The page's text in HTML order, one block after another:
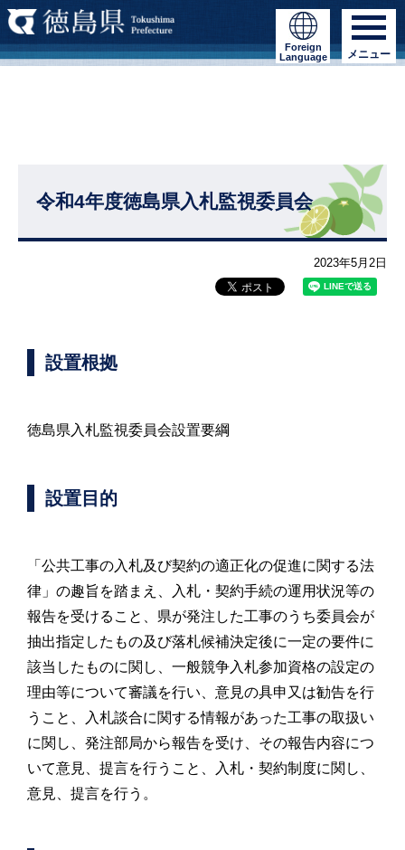
Foreign
Language
メニュー
令和4年度徳島県入札監視委員会
2023年5月2日
設置根拠
徳島県入札監視委員会設置要綱
設置目的
「公共工事の入札及び契約の適正化の促進に関する法
律」の趣旨を踏まえ、入札・契約手続の運用状況等の
報告を受けること、県が発注した工事のうち委員会が
抽出指定したもの及び落札候補決定後に一定の要件に
該当したものに関し、一般競争入札参加資格の設定の
理由等について審議を行い、意見の具申又は勧告を行
うこと、入札談合に関する情報があった工事の取扱い
に関し、発注部局から報告を受け、その報告内容につ
いて意見、提言を行うこと、入札・契約制度に関し、
意見、提言を行う。